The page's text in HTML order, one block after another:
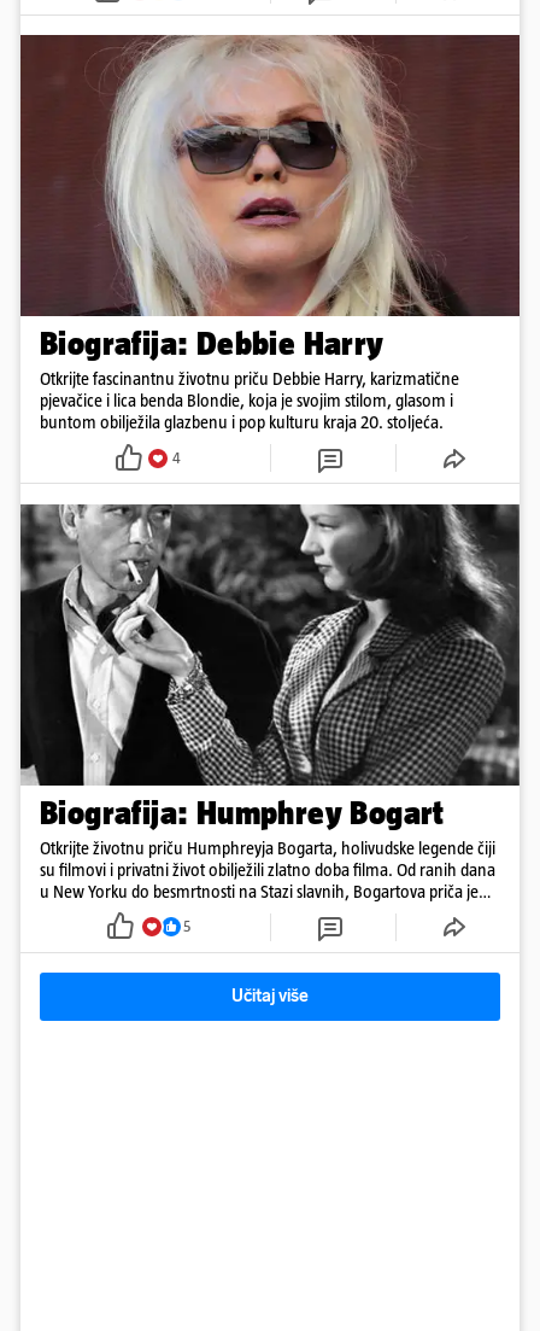
Biografija: Debbie Harry
Otkrijte fascinantnu životnu priču Debbie Harry, karizmatične
pjevačice i lica benda Blondie, koja je svojim stilom, glasom i
buntom obilježila glazbenu i pop kulturu kraja 20. stoljeća.
4
Biografija: Humphrey Bogart
Otkrijte životnu priču Humphreyja Bogarta, holivudske legende čiji
su filmovi i privatni život obilježili zlatno doba filma. Od ranih dana
u New Yorku do besmrtnosti na Stazi slavnih, Bogartova priča je
saga o borbi, ljubavi, buntovništvu i umjetnosti.
5
Učitaj više